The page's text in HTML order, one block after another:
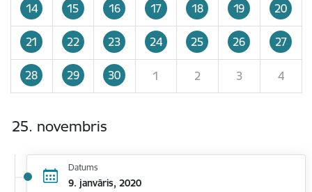
14 15 16 17 18 19 20
21 22 23 24 25 26 27
28 29 30 1 2 3 4
25. novembris
Datums
9. janvāris, 2020